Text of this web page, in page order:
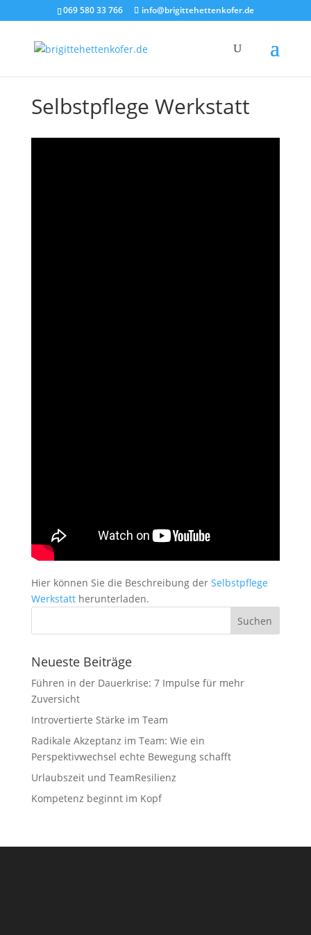
069 580 33 766 info@brigittehettenkofer.de
Selbstpflege Werkstatt
Hier können Sie die Beschreibung der Selbstpflege
Werkstattherunterladen.
Neueste Beiträge
Führen in der Dauerkrise: 7 Impulse für mehr
Zuversicht
Introvertierte Stärke im Team
Radikale Akzeptanz im Team: Wie ein
Perspektivwechsel echte Bewegung schafft
Urlaubszeit und TeamResilienz
Kompetenz beginnt im Kopf